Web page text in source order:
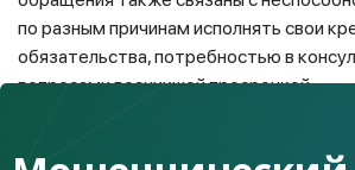
по разным причинам исполнять свои
обязательства, потребностью в
вопросами возникшей просрочкой.
Почему никогда не стоит торопиться